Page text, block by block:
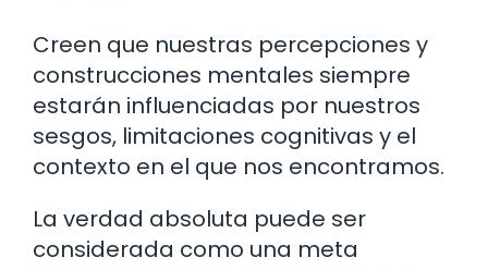
Creen que nuestras percepciones y
construcciones mentales siempre
estarán influenciadas por nuestros
sesgos, limitaciones cognitivas y el
contexto en el que nos encontramos.
La verdad absoluta puede ser
considerada como una meta